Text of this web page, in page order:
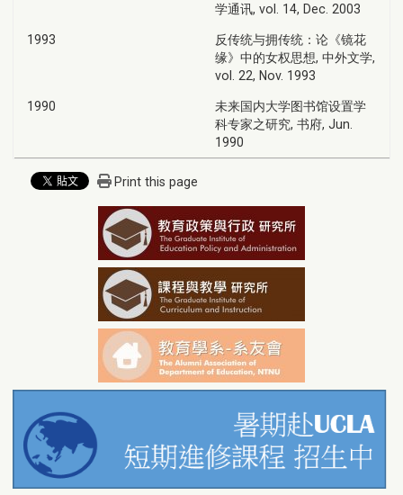
学通讯, vol. 14, Dec. 2003
1993
反传统与拥传统：论《镜花
缘》中的女权思想, 中外文学,
vol. 22, Nov. 1993
1990
未来国内大学图书馆设置学
科专家之研究, 书府, Jun.
1990
Print this page